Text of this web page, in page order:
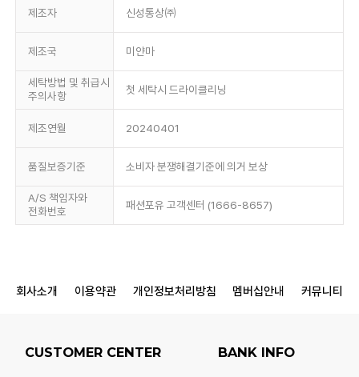
제조자 신성통상㈜
제조국 미얀마
세탁방법 및 취급시
주의사항
첫 세탁시 드라이클리닝
제조연월 20240401
품질보증기준 소비자 분쟁해결기준에 의거 보상
A/S 책임자와
전화번호
패션포유 고객센터 (1666-8657)
회사소개 이용약관 개인정보처리방침 멤버십안내 커뮤니티
CUSTOMER CENTER BANK INFO